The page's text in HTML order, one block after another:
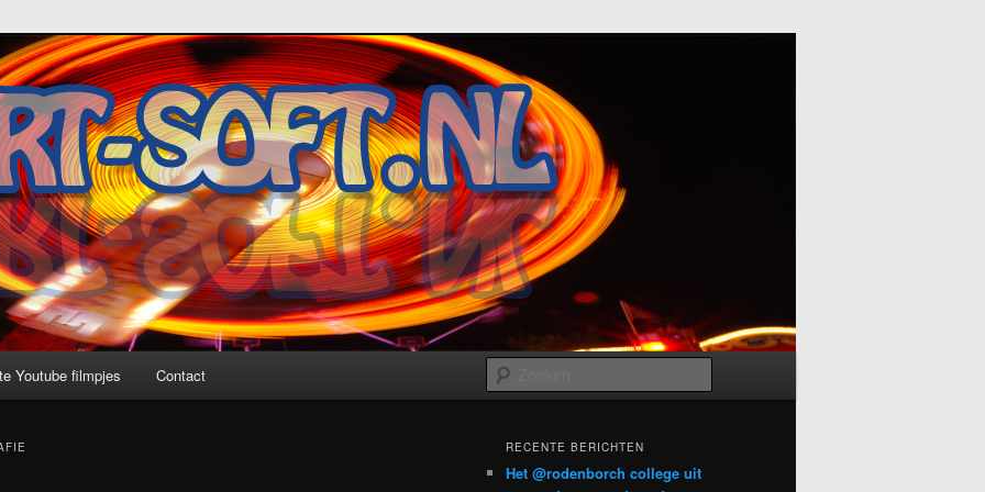
Youtube filmpjes Contact
RECENTE BERICHTEN
Het @rodenborch college uit